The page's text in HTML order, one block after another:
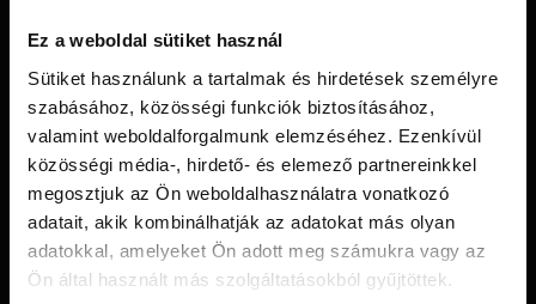
Ez a weboldal sütiket használ
Sütiket használunk a tartalmak és hirdetések személyre
szabásához, közösségi funkciók biztosításához,
valamint weboldalforgalmunk elemzéséhez. Ezenkívül
közösségi média-, hirdető- és elemező partnereinkkel
megosztjuk az Ön weboldalhasználatra vonatkozó
adatait, akik kombinálhatják az adatokat más olyan
adatokkal, amelyeket Ön adott meg számukra vagy az
Ön által használt más szolgáltatásokból gyűjtöttek.
KAPCSOLAT
Tel.: +36 20 423 4149
Email: info@moyamatcha.hu